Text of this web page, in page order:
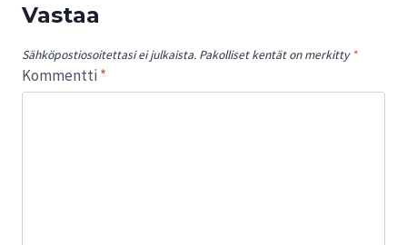
Vastaa
Sähköpostiosoitettasi ei julkaista. Pakolliset kentät on merkitty *
Kommentti *